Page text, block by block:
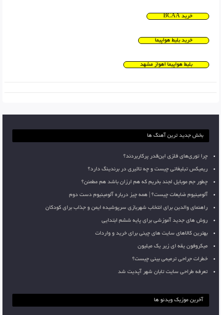
خرید BCAA
خرید بلیط هواپیما
بلیط هواپیما اهواز مشهد
بخش جدید ترین آهنگ ها
چرا توری‌های فلزی این‌قدر پرکاربردند؟
ریمیکس تبلیغاتی چیست و چه تاثیری در برندینگ دارد؟
چطور جم موبایل لجند بخریم که هم ارزان باشد هم مطمئن؟
آلومینیوم ضایعات چیست؟ | همه چیز درباره آلومینیوم دست دوم
راهنمای والدین برای انتخاب شهربازی سرپوشیده ایمن و جذاب برای کودکان
روش های جدید آموزشی برای پایه ششم ابتدایی
بهترین کالاهای سایت های چینی برای خرید و واردات
میکروفون یقه ای زیر یک میلیون
خطرات جراحی ترمیمی بینی چیست؟
تعرفه طراحی سایت تابان شهر آپدیت شد
آخرین موزیک ویدئو ها